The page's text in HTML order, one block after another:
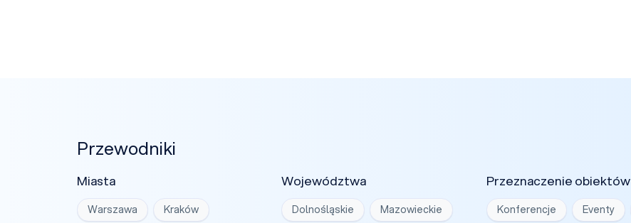
Przewodniki
Miasta
Warszawa Kraków
Województwa
Dolnośląskie Mazowieckie
Przeznaczenie obiektów
Konferencje Eventy